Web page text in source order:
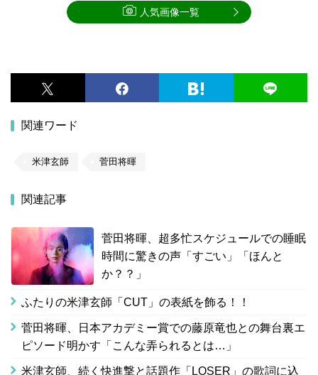
関連ワード
米津玄師 菅田将暉
関連記事
菅田将暉、超多忙スケジュールでの睡眠
時間に驚きの声「すごい」「ほんと
か？？」
ふたりの米津玄師「CUT」の表紙を飾る！！
菅田将暉、日本アカデミー賞での藤原竜也との舞台裏エ
ピソード明かす「こんな弄られるとは…」
米津玄師、続く快進撃と話題作「LOSER」の歌詞に込
人気画像一覧